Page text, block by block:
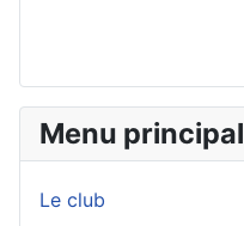
Menu principal
Le club